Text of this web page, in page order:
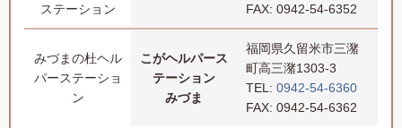
ステーション
FAX: 0942-54-6352
みづまの杜ヘル
パーステーショ
ン
こがヘルパース
テーション
みづま
福岡県久留米市三潴
町高三潴1303-3
TEL: 0942-54-6360
FAX: 0942-54-6362